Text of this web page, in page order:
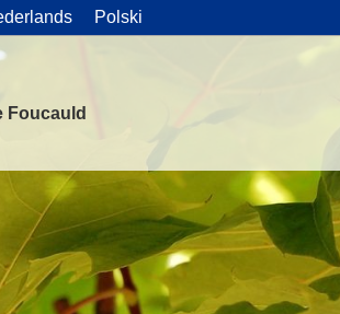
Polski
Foucauld